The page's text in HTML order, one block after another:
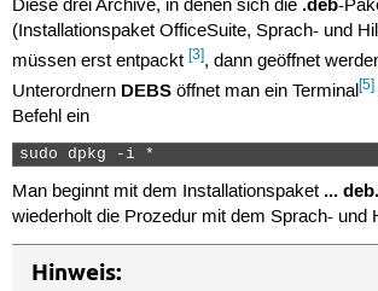
Diese drei Archive, in denen sich die
-
(Installationspaket OfficeSuite, Sprach- und
müssen erst entpackt [3], dann geöffnet
Unterordnern DEBSöffnet man ein Terminal[5]
Befehl ein
sudo dpkg -i *
Man beginnt mit dem Installationspaket ...
wiederholt die Prozedur mit dem Sprach- und
Hinweis: